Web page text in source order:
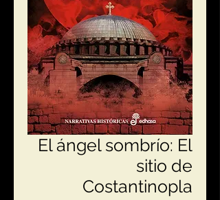
El ángel sombrío: El
sitio de
Costantinopla